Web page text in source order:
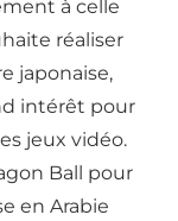
à celle
réaliser
japonaise,
intérêt pour
jeux vidéo.
Ball pour
en Arabie